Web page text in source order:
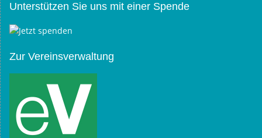
Unterstützen Sie uns mit einer Spende
Zur Vereinsverwaltung